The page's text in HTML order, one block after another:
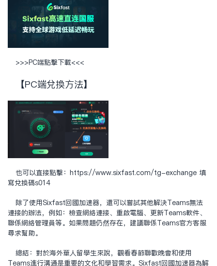
>>>PC端点击下载<<<
【PC端兑换方法】
也可以直接点击： https://www.sixfast.com/tg-exchange 填
写兑换码s014
除了使用Sixfast回国加速器，还可以尝试其他解决Teams无法
连接的办法，例如：检查网络连接、重启电脑、更新Teams软件、
联系网络管理员等。如果问题仍然存在，建议联系Teams官方客服
寻求帮助。
总结：对于海外华人留学生来说，观看春节联欢晚会和使用
Teams进行沟通是重要的文化和学习需求。Sixfast回国加速器为解